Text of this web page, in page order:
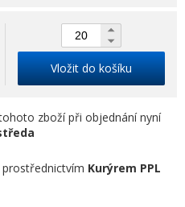
Vložit do košíku
zboží při objednání nyní
prostřednictvím Kurýrem PPL